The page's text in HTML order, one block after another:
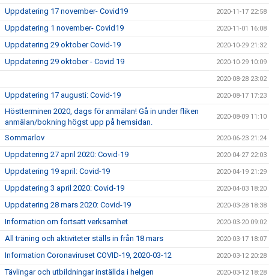
Uppdatering 17 november- Covid19 2020-11-17 22:58
Uppdatering 1 november- Covid19 2020-11-01 16:08
Uppdatering 29 oktober Covid-19 2020-10-29 21:32
Uppdatering 29 oktober - Covid 19 2020-10-29 10:09
2020-08-28 23:02
Uppdatering 17 augusti: Covid-19 2020-08-17 17:23
Höstterminen 2020, dags för anmälan! Gå in under fliken
anmälan/bokning högst upp på hemsidan.
2020-08-09 11:10
Sommarlov 2020-06-23 21:24
Uppdatering 27 april 2020: Covid-19 2020-04-27 22:03
Uppdatering 19 april: Covid-19 2020-04-19 21:29
Uppdatering 3 april 2020: Covid-19 2020-04-03 18:20
Uppdatering 28 mars 2020: Covid-19 2020-03-28 18:38
Information om fortsatt verksamhet 2020-03-20 09:02
All träning och aktiviteter ställs in från 18 mars 2020-03-17 18:07
Information Coronaviruset COVID-19, 2020-03-12 2020-03-12 20:28
Tävlingar och utbildningar inställda i helgen 2020-03-12 18:28